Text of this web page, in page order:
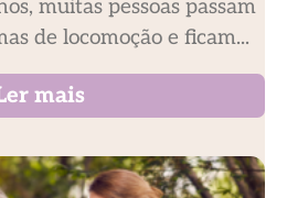
muitas pessoas passam
de locomoção e ficam...
mais